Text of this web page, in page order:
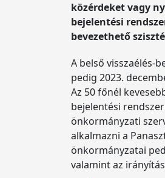
közérdeket vagy
bejelentési
bevezethető
A belső visszaélés-
pedig 2023.
Az 50 főnél
bejelentési
önkormányzati
alkalmazni a
önkormányzatai
valamint az